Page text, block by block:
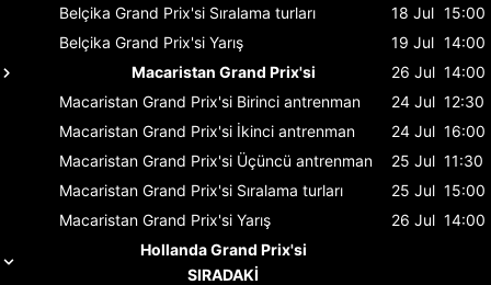
Belçika Grand Prix'si Sıralama turları 18 Jul 15:00
Belçika Grand Prix'si Yarış 19 Jul 14:00
Macaristan Grand Prix'si
26 Jul 14:00
Macaristan Grand Prix'si Birinci antrenman 24 Jul 12:30
Macaristan Grand Prix'si İkinci antrenman 24 Jul 16:00
Macaristan Grand Prix'si Üçüncü antrenman 25 Jul 11:30
Macaristan Grand Prix'si Sıralama turları 25 Jul 15:00
Macaristan Grand Prix'si Yarış 26 Jul 14:00
Hollanda Grand Prix'si
SIRADAKİ